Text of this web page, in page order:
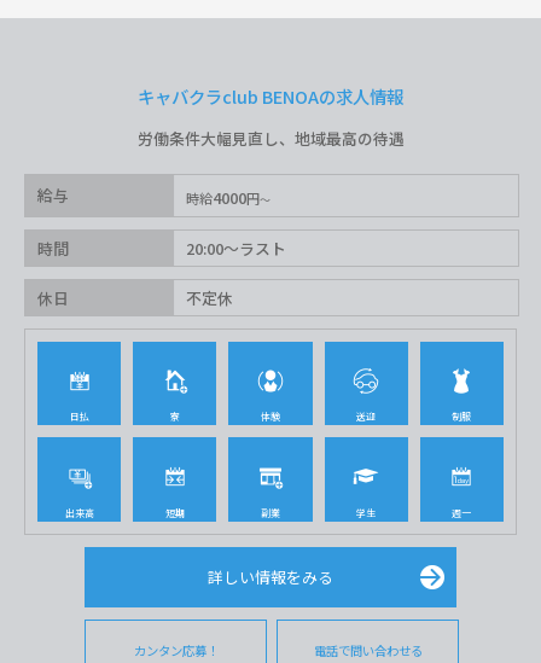
キャバクラclub BENOAの求人情報
労働条件大幅見直し、地域最高の待遇
給与 時給4000円
時間 20:00～ラスト
休日 不定休
日払 寮 体験 送迎 制服
出来高 短期 副業 学生 週一
詳しい情報をみる
カンタン応募！ 電話で問い合わせる